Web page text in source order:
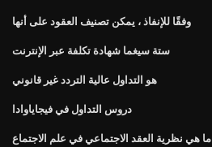
وفقًا للإنفاذ ، يمكن تصنيف العقود على أنها
ستة سيغما شهادة تكلفة عبر الإنترنت
هو التداول عالية التردد غير قانوني
دروس التداول في فيجاياوادا
ما هي نظرية العقد الاجتماعي في علم الاجتماع